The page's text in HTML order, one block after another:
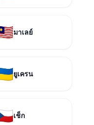
มาเลย์
ยูเครน
เช็ก